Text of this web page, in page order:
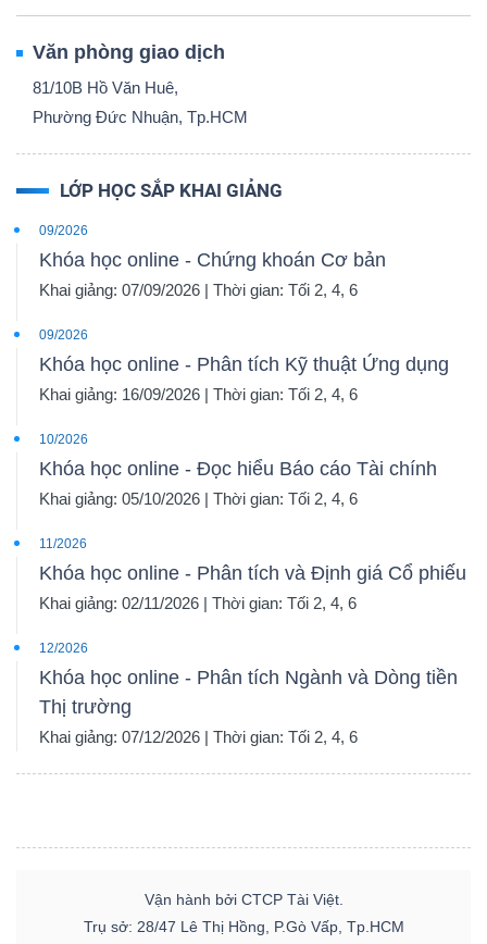
Văn phòng giao dịch
81/10B Hồ Văn Huê,
Phường Đức Nhuận, Tp.HCM
LỚP HỌC SẮP KHAI GIẢNG
09/2026
Khóa học online - Chứng khoán Cơ bản
Khai giảng: 07/09/2026 | Thời gian: Tối 2, 4, 6
09/2026
Khóa học online - Phân tích Kỹ thuật Ứng dụng
Khai giảng: 16/09/2026 | Thời gian: Tối 2, 4, 6
10/2026
Khóa học online - Đọc hiểu Báo cáo Tài chính
Khai giảng: 05/10/2026 | Thời gian: Tối 2, 4, 6
11/2026
Khóa học online - Phân tích và Định giá Cổ phiếu
Khai giảng: 02/11/2026 | Thời gian: Tối 2, 4, 6
12/2026
Khóa học online - Phân tích Ngành và Dòng tiền
Thị trường
Khai giảng: 07/12/2026 | Thời gian: Tối 2, 4, 6
Vận hành bởi CTCP Tài Việt.
Trụ sở: 28/47 Lê Thị Hồng, P.Gò Vấp, Tp.HCM